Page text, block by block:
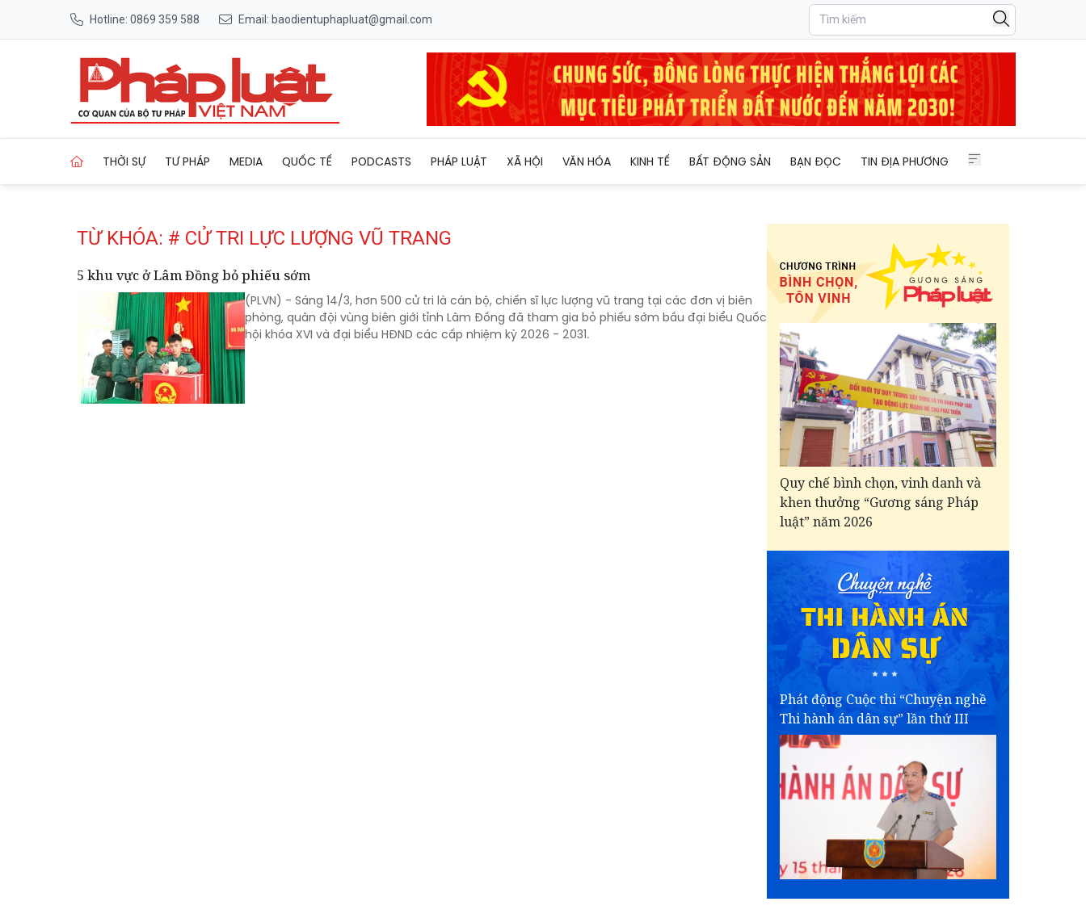
Hotline: 0869 359 588 Email: baodientuphapluat@gmail.com
THỜI SỰ TƯ PHÁP MEDIA QUỐC TẾ PODCASTS PHÁP LUẬT XÃ HỘI VĂN HÓA KINH TẾ BẤT ĐỘNG SẢN BẠN ĐỌC TIN ĐỊA PHƯƠNG
TỪ KHÓA: # CỬ TRI LỰC LƯỢNG VŨ TRANG
5 khu vực ở Lâm Đồng bỏ phiếu sớm
(PLVN) - Sáng 14/3, hơn 500 cử tri là cán bộ, chiến sĩ lực lượng vũ trang tại các đơn vị biên
phòng, quân đội vùng biên giới tỉnh Lâm Đồng đã tham gia bỏ phiếu sớm bầu đại biểu Quốc
hội khóa XVI và đại biểu HĐND các cấp nhiệm kỳ 2026 - 2031.
Quy chế bình chọn, vinh danh và
khen thưởng “Gương sáng Pháp
luật” năm 2026
Phát động Cuộc thi “Chuyện nghề
Thi hành án dân sự” lần thứ III